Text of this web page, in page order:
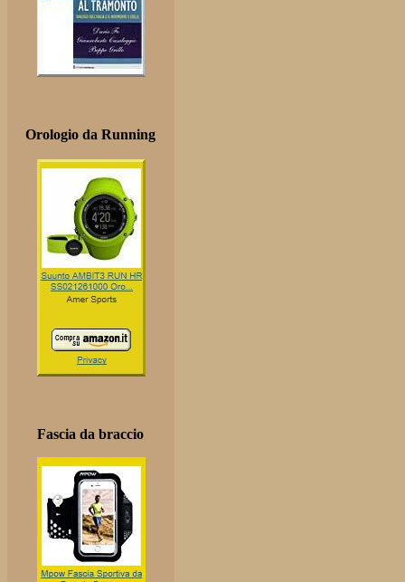
Orologio da Running
Fascia da braccio